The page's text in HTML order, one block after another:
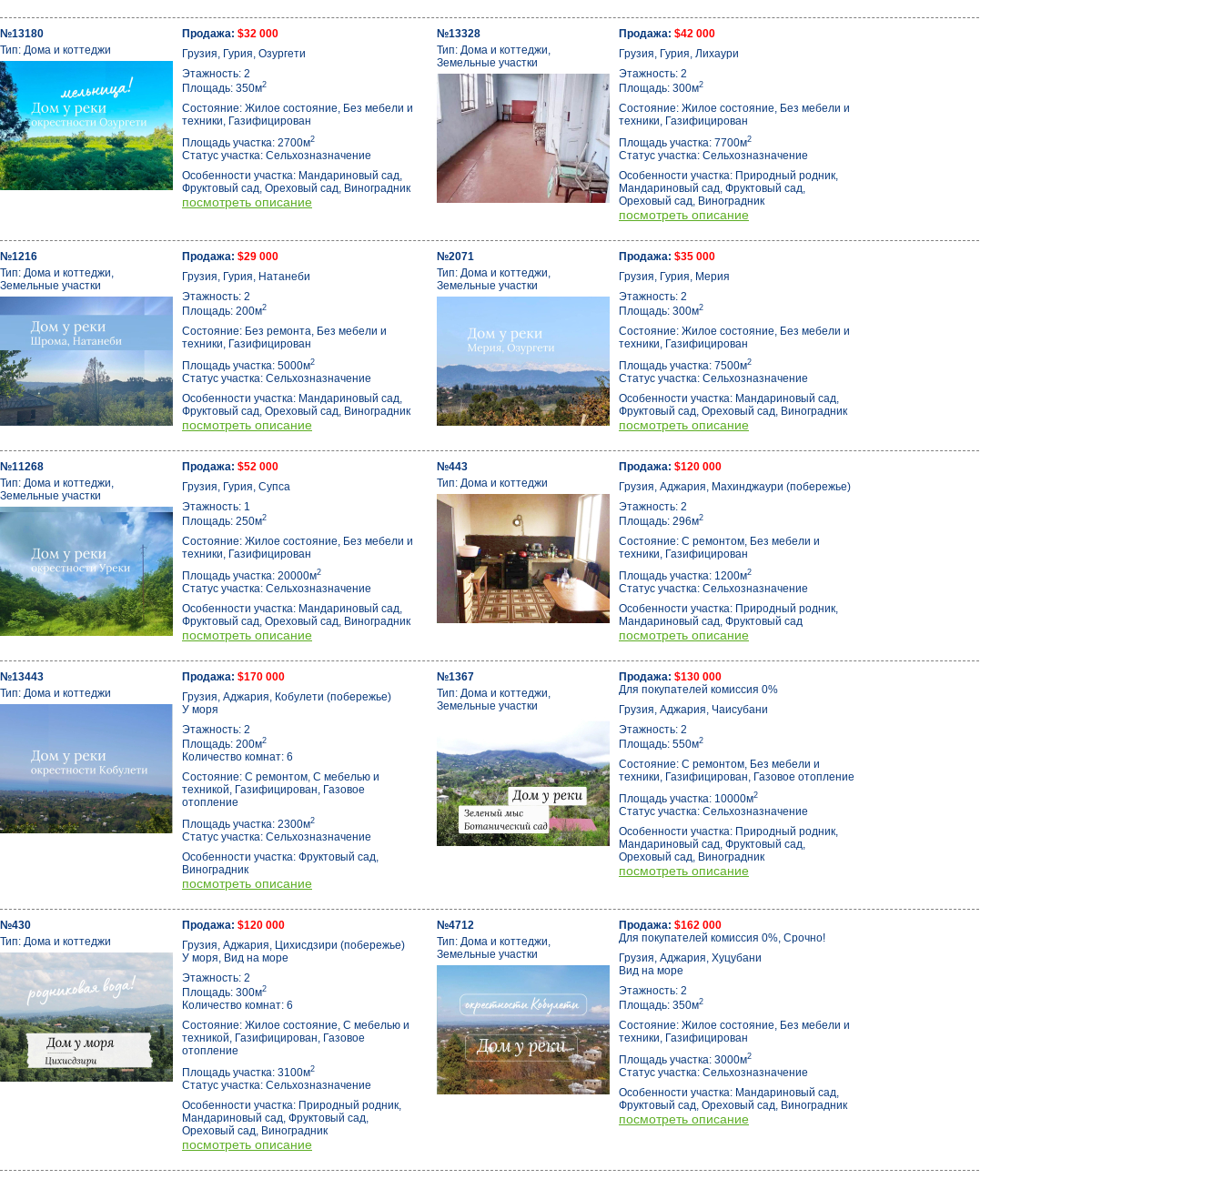
№13180
Тип: Дома и коттеджи
Продажа: $32 000
Грузия, Гурия, Озургети
Этажность: 2
Площадь: 350м2
Состояние: Жилое состояние, Без мебели и
техники, Газифицирован
Площадь участка: 2700м2
Статус участка: Сельхозназначение
Особенности участка: Мандариновый сад,
Фруктовый сад, Ореховый сад, Виноградник
посмотреть описание
№13328
Тип: Дома и коттеджи,
Земельные участки
Продажа: $42 000
Грузия, Гурия, Лихаури
Этажность: 2
Площадь: 300м2
Состояние: Жилое состояние, Без мебели и
техники, Газифицирован
Площадь участка: 7700м2
Статус участка: Сельхозназначение
Особенности участка: Природный родник,
Мандариновый сад, Фруктовый сад,
Ореховый сад, Виноградник
посмотреть описание
№1216
Тип: Дома и коттеджи,
Земельные участки
Продажа: $29 000
Грузия, Гурия, Натанеби
Этажность: 2
Площадь: 200м2
Состояние: Без ремонта, Без мебели и
техники, Газифицирован
Площадь участка: 5000м2
Статус участка: Сельхозназначение
Особенности участка: Мандариновый сад,
Фруктовый сад, Ореховый сад, Виноградник
посмотреть описание
№2071
Тип: Дома и коттеджи,
Земельные участки
Продажа: $35 000
Грузия, Гурия, Мерия
Этажность: 2
Площадь: 300м2
Состояние: Жилое состояние, Без мебели и
техники, Газифицирован
Площадь участка: 7500м2
Статус участка: Сельхозназначение
Особенности участка: Мандариновый сад,
Фруктовый сад, Ореховый сад, Виноградник
посмотреть описание
№11268
Тип: Дома и коттеджи,
Земельные участки
Продажа: $52 000
Грузия, Гурия, Супса
Этажность: 1
Площадь: 250м2
Состояние: Жилое состояние, Без мебели и
техники, Газифицирован
Площадь участка: 20000м2
Статус участка: Сельхозназначение
Особенности участка: Мандариновый сад,
Фруктовый сад, Ореховый сад, Виноградник
посмотреть описание
№443
Тип: Дома и коттеджи
Продажа: $120 000
Грузия, Аджария, Махинджаури (побережье)
Этажность: 2
Площадь: 296м2
Состояние: С ремонтом, Без мебели и
техники, Газифицирован
Площадь участка: 1200м2
Статус участка: Сельхозназначение
Особенности участка: Природный родник,
Мандариновый сад, Фруктовый сад
посмотреть описание
№13443
Тип: Дома и коттеджи
Продажа: $170 000
Грузия, Аджария, Кобулети (побережье)
У моря
Этажность: 2
Площадь: 200м2
Количество комнат: 6
Состояние: С ремонтом, С мебелью и
техникой, Газифицирован, Газовое
отопление
Площадь участка: 2300м2
Статус участка: Сельхозназначение
Особенности участка: Фруктовый сад,
Виноградник
посмотреть описание
№1367
Тип: Дома и коттеджи,
Земельные участки
Продажа: $130 000
Для покупателей комиссия 0%
Грузия, Аджария, Чаисубани
Этажность: 2
Площадь: 550м2
Состояние: С ремонтом, Без мебели и
техники, Газифицирован, Газовое отопление
Площадь участка: 10000м2
Статус участка: Сельхозназначение
Особенности участка: Природный родник,
Мандариновый сад, Фруктовый сад,
Ореховый сад, Виноградник
посмотреть описание
№430
Тип: Дома и коттеджи
Продажа: $120 000
Грузия, Аджария, Цихисдзири (побережье)
У моря, Вид на море
Этажность: 2
Площадь: 300м2
Количество комнат: 6
Состояние: Жилое состояние, С мебелью и
техникой, Газифицирован, Газовое
отопление
Площадь участка: 3100м2
Статус участка: Сельхозназначение
Особенности участка: Природный родник,
Мандариновый сад, Фруктовый сад,
Ореховый сад, Виноградник
посмотреть описание
№4712
Тип: Дома и коттеджи,
Земельные участки
Продажа: $162 000
Для покупателей комиссия 0%, Срочно!
Грузия, Аджария, Хуцубани
Вид на море
Этажность: 2
Площадь: 350м2
Состояние: Жилое состояние, Без мебели и
техники, Газифицирован
Площадь участка: 3000м2
Статус участка: Сельхозназначение
Особенности участка: Мандариновый сад,
Фруктовый сад, Ореховый сад, Виноградник
посмотреть описание